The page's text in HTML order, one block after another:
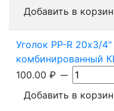
Добавить в
Уголок PP-R 20х3/
комбинированный
100.00 ₽
Добавить в